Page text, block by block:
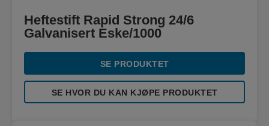
Heftestift Rapid Strong 24/6
Galvanisert Eske/1000
SE PRODUKTET
SE HVOR DU KAN KJØPE PRODUKTET